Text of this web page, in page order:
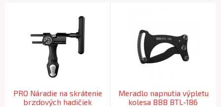
PRO Náradie na skrátenie
brzdových hadičiek
Meradlo napnutia výpletu
kolesa BBB BTL-186